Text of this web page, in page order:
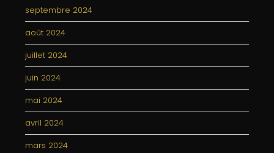
septembre 2024
août 2024
juillet 2024
juin 2024
mai 2024
avril 2024
mars 2024